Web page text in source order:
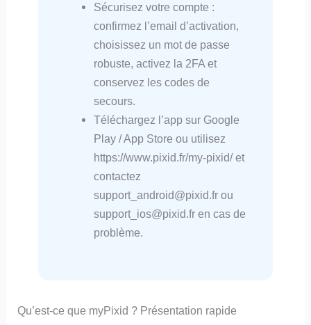
Sécurisez votre compte :
confirmez l’email d’activation,
choisissez un mot de passe
robuste, activez la 2FA et
conservez les codes de
secours.
Téléchargez l’app sur Google
Play / App Store ou utilisez
https://www.pixid.fr/my-pixid/ et
contactez
support_android@pixid.fr ou
support_ios@pixid.fr en cas de
problème.
Qu’est-ce que myPixid ? Présentation rapide